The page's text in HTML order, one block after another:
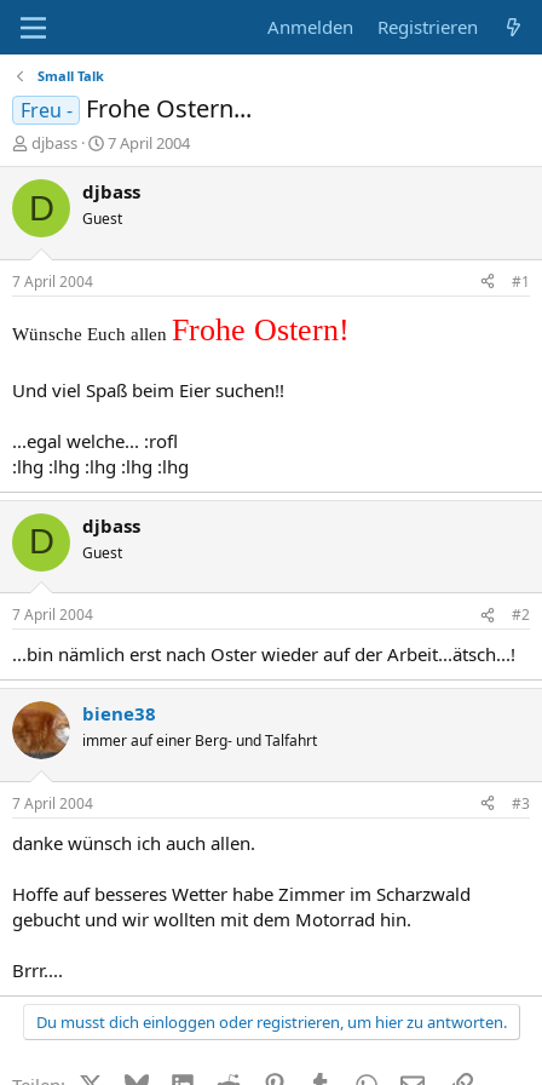
Anmelden Registrieren
Small Talk
Freu - Frohe Ostern...
E
r
s
e
djbass
E
r
s
e
t
m
7 April 2004
D djbass
Guest
7 April 2004 #1
Wünsche Euch allen Frohe Ostern!
Und viel Spaß beim Eier suchen!!
...egal welche... :rofl
:lhg :lhg :lhg :lhg :lhg
D djbass
Guest
7 April 2004 #2
...bin nämlich erst nach Oster wieder auf der Arbeit...ätsch...!
biene38
immer auf einer Berg- und Talfahrt
7 April 2004 #3
danke wünsch ich auch allen.
Hoffe auf besseres Wetter habe Zimmer im Scharzwald
gebucht und wir wollten mit dem Motorrad hin.
Brrr....
Du musst dich einloggen oder registrieren, um hier zu antworten.